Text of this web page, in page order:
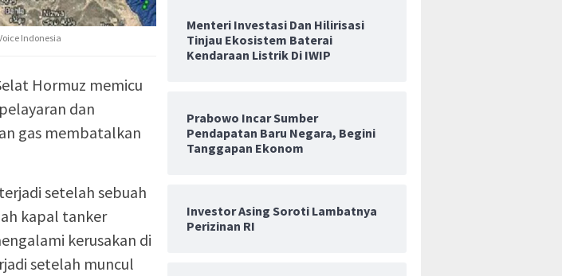
Indonesia
Hormuz memicu
dan
gas membatalkan
setelah sebuah
kapal tanker
kerusakan di
setelah muncul
Menteri Investasi Dan Hilirisasi
Tinjau Ekosistem Baterai
Kendaraan Listrik Di IWIP
Prabowo Incar Sumber
Pendapatan Baru Negara, Begini
Tanggapan Ekonom
Investor Asing Soroti Lambatnya
Perizinan RI